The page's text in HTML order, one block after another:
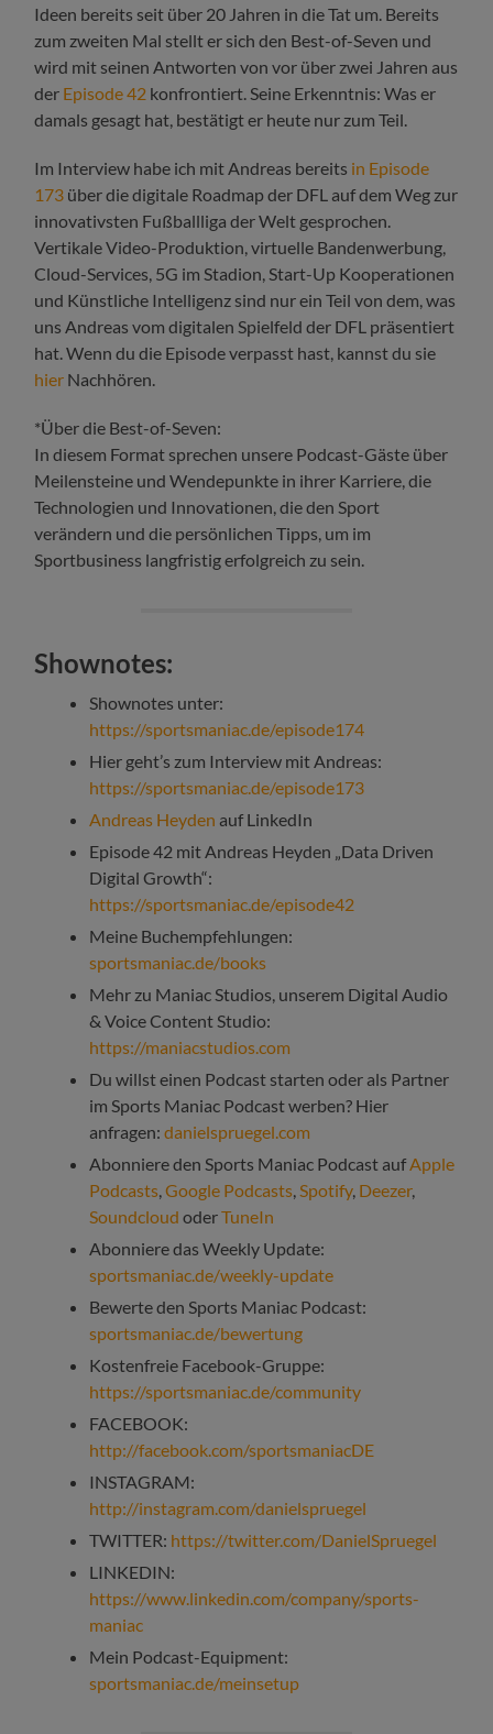
Ideen bereits seit über 20 Jahren in die Tat um. Bereits
zum zweiten Mal stellt er sich den Best-of-Seven und
wird mit seinen Antworten von vor über zwei Jahren aus
der Episode 42 konfrontiert. Seine Erkenntnis: Was er
damals gesagt hat, bestätigt er heute nur zum Teil.
Im Interview habe ich mit Andreas bereits in Episode
173 über die digitale Roadmap der DFL auf dem Weg zur
innovativsten Fußballliga der Welt gesprochen.
Vertikale Video-Produktion, virtuelle Bandenwerbung,
Cloud-Services, 5G im Stadion, Start-Up Kooperationen
und Künstliche Intelligenz sind nur ein Teil von dem, was
uns Andreas vom digitalen Spielfeld der DFL präsentiert
hat. Wenn du die Episode verpasst hast, kannst du sie
hier Nachhören.
*Über die Best-of-Seven:
In diesem Format sprechen unsere Podcast-Gäste über
Meilensteine und Wendepunkte in ihrer Karriere, die
Technologien und Innovationen, die den Sport
verändern und die persönlichen Tipps, um im
Sportbusiness langfristig erfolgreich zu sein.
Shownotes:
Shownotes unter:
https://sportsmaniac.de/episode174
Hier geht’s zum Interview mit Andreas:
https://sportsmaniac.de/episode173
Andreas Heyden auf LinkedIn
Episode 42 mit Andreas Heyden „Data Driven
Digital Growth“:
https://sportsmaniac.de/episode42
Meine Buchempfehlungen:
sportsmaniac.de/books
Mehr zu Maniac Studios, unserem Digital Audio
& Voice Content Studio:
https://maniacstudios.com
Du willst einen Podcast starten oder als Partner
im Sports Maniac Podcast werben? Hier
anfragen:danielspruegel.com
Abonniere den Sports Maniac Podcast aufApple
Podcasts,Google Podcasts,Spotify, Deezer,
Soundcloud oderTuneIn
Abonniere das Weekly Update:
sportsmaniac.de/weekly-update
Bewerte den Sports Maniac Podcast:
sportsmaniac.de/bewertung
Kostenfreie Facebook-Gruppe:
https://sportsmaniac.de/community
FACEBOOK:
http://facebook.com/sportsmaniacDE
INSTAGRAM:
http://instagram.com/danielspruegel
TWITTER: https://twitter.com/DanielSpruegel
LINKEDIN:
https://www.linkedin.com/company/sports-
maniac
Mein Podcast-Equipment:
sportsmaniac.de/meinsetup